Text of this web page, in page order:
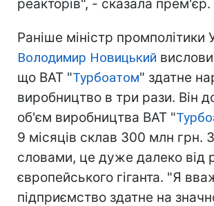
реакторів", - сказала прем'єр.
Раніше міністр промполітики
Володимир Новицький
що ВАТ "Турбоатом" здатне
виробництво в три рази. Він
об'єм виробництва ВАТ "
9 місяців склав 300 млн грн.
словами, це дуже далеко від
європейського гіганта. "Я
підприємство здатне на